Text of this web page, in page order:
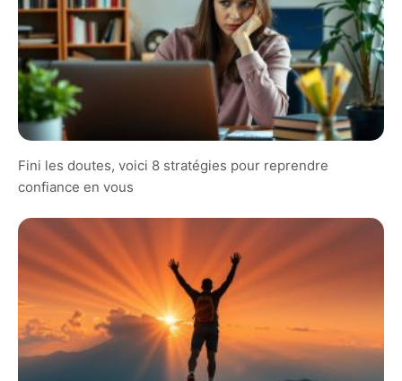
Fini les doutes, voici 8 stratégies pour reprendre
confiance en vous